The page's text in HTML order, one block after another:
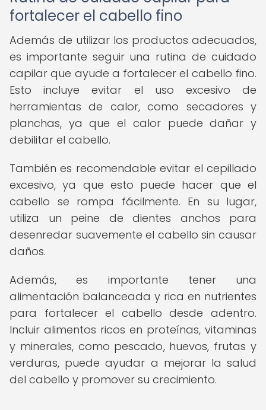
fortalecer el cabello fino
Además de utilizar los productos adecuados,
es importante seguir una rutina de cuidado
capilar que ayude a fortalecer el cabello fino.
Esto incluye evitar el uso excesivo de
herramientas de calor, como secadores y
planchas, ya que el calor puede dañar y
debilitar el cabello.
También es recomendable evitar el cepillado
excesivo, ya que esto puede hacer que el
cabello se rompa fácilmente. En su lugar,
utiliza un peine de dientes anchos para
desenredar suavemente el cabello sin causar
daños.
Además, es importante tener una
alimentación balanceada y rica en nutrientes
para fortalecer el cabello desde adentro.
Incluir alimentos ricos en proteínas, vitaminas
y minerales, como pescado, huevos, frutas y
verduras, puede ayudar a mejorar la salud
del cabello y promover su crecimiento.